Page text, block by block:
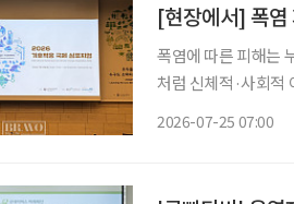
[현장에서] 폭
폭염에 따른 피해는
처럼 신체적·사회적
2026-07-25 07:00